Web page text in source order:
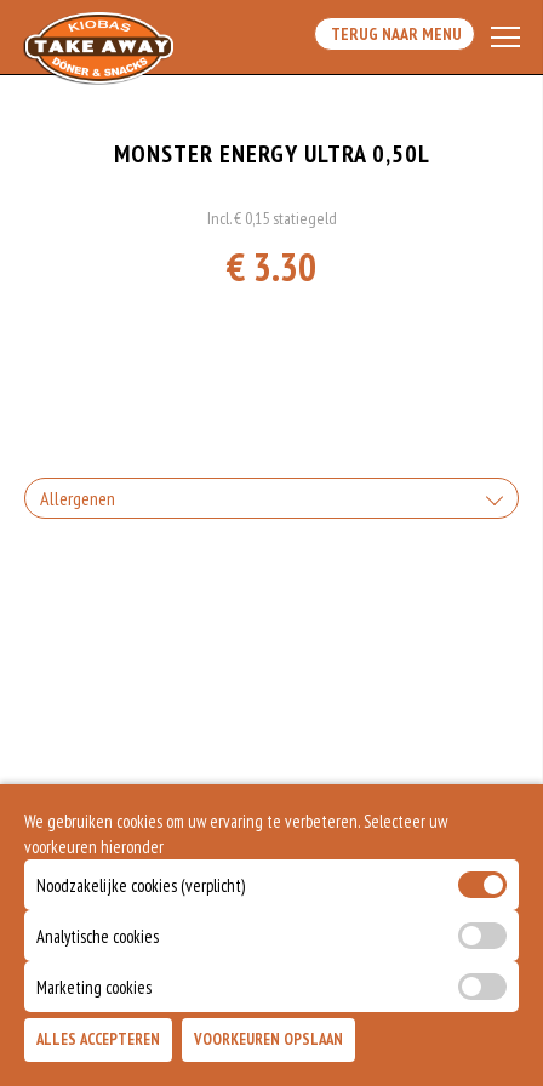
TERUG NAAR MENU
MONSTER ENERGY ULTRA 0,50L
Incl. € 0,15 statiegeld
€ 3.30
Allergenen
We gebruiken cookies om uw ervaring te verbeteren. Selecteer uw
voorkeuren hieronder
Noodzakelijke cookies (verplicht)
Analytische cookies
Marketing cookies
ALLES ACCEPTEREN VOORKEUREN OPSLAAN